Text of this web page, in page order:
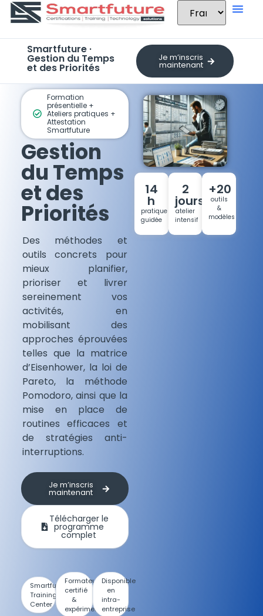
Smartfuture ·
Gestion du Temps
et des Priorités
Je m’inscris
maintenant
Formation
présentielle +
Ateliers pratiques +
Attestation
Smartfuture
Gestion
du Temps
et des
Priorités
Des méthodes et
outils concrets pour
mieux planifier,
prioriser et livrer
sereinement vos
activités, en
mobilisant des
approches éprouvées
telles que la matrice
d’Eisenhower, la loi de
Pareto, la méthode
Pomodoro, ainsi que la
mise en place de
routines efficaces et
de stratégies anti-
interruptions.
Je m’inscris
maintenant
Télécharger le
programme
complet
Smartfuture
Training
Center
Formateur
certifié
&
expérimenté
Disponible
en
intra-
entreprise
14
h
pratique
guidée
2
jours
atelier
intensif
+20
outils
&
modèles